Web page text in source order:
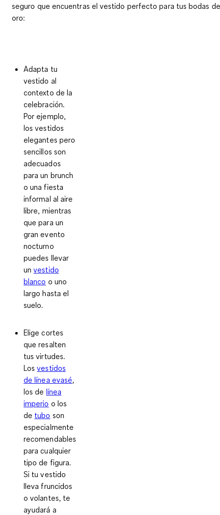
seguro que encuentras el vestido perfecto para tus bodas de
oro:
Adapta tu
vestido al
contexto de la
celebración.
Por ejemplo,
los vestidos
elegantes pero
sencillos son
adecuados
para un brunch
o una fiesta
informal al aire
libre, mientras
que para un
gran evento
nocturno
puedes llevar
unvestido
blanco o uno
largo hasta el
suelo.
Elige cortes
que resalten
tus virtudes.
Losvestidos
de línea evasé,
los de línea
imperio o los
de tubo son
especialmente
recomendables
para cualquier
tipo de figura.
Si tu vestido
lleva fruncidos
o volantes, te
ayudará a